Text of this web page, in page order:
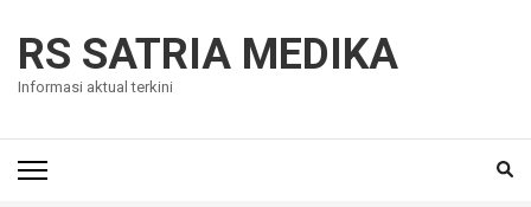
content
(Press
RS SATRIA MEDIKA
Informasi aktual terkini